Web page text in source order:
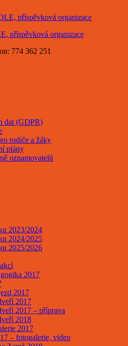
organizace
774 362 251
dat (GDPR)
rodiče a žáky
plány
oznamovatelů
2023/2024
2024/2025
2025/2026
2017
2017
2017
2017 – příprava
2018
2017
– fotogalerie, video